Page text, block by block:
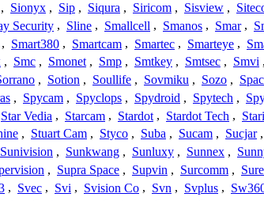
, Sionyx , Sip , Siqura , Siricom , Sisview ,
Security , Sline , Smallcell , Smanos , Smar ,
, Smart380 , Smartcam , Smartec , Smarteye ,
, Smc , Smonet , Smp , Smtkey , Smtsec , Smvi ,
, Sotion , Soullife , Sovmiku , Sozo ,
, Spycam , Spyclops , Spydroid , Spytech ,
Star Vedia , Starcam , Stardot , Stardot Tech ,
, Stuart Cam , Styco , Suba , Sucam , Sucjar ,
Sunivision , Sunkwang , Sunluxy , Sunnex ,
, Supra Space , Supvin , Surcomm ,
, Svec , Svi , Svision Co , Svn , Svplus ,